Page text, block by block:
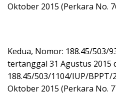
Oktober 2015 (Perkara No.
Kedua, Nomor: 188.45/503/
tertanggal 31 Agustus 2015
188.45/503/1104/IUP/
Oktober 2015 (Perkara No.